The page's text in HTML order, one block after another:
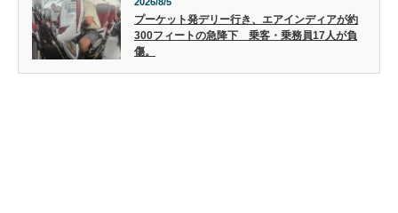
プーケット発デリー行き、エアインディアが約
300フィートの急降下 乗客・乗務員17人が負
傷。